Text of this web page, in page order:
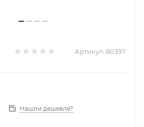
Артикул: 80397
Нашли дешевле?